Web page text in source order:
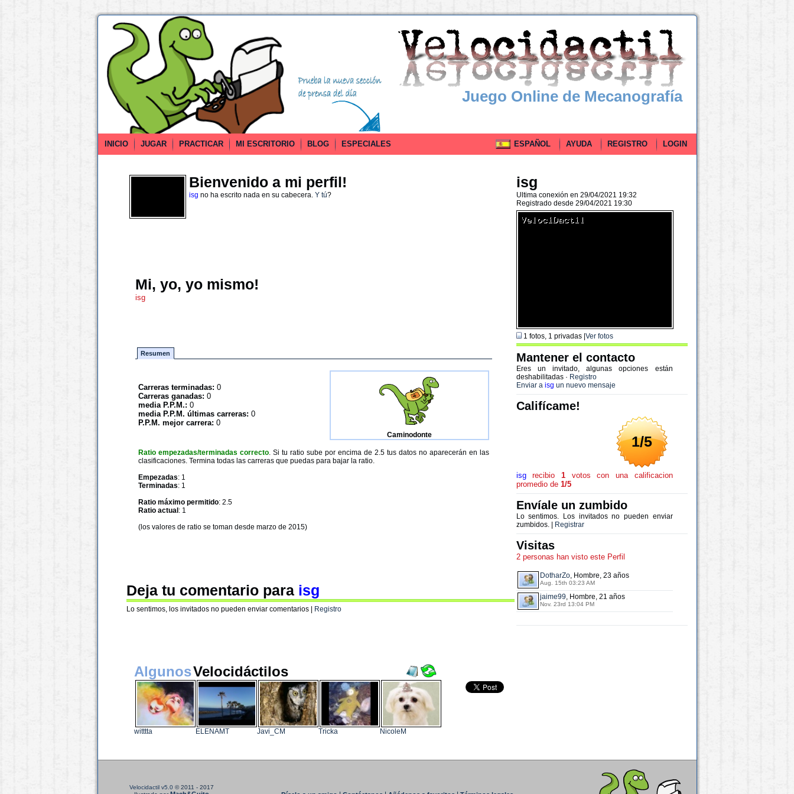
Juego Online de Mecanografía
INICIO JUGAR PRACTICAR MI ESCRITORIO BLOG ESPECIALES ESPAÑOL AYUDA REGISTRO LOGIN
Bienvenido a mi perfil!
isg no ha escrito nada en su cabecera. Y tú?
Mi, yo, yo mismo!
isg
Resumen
Carreras terminadas: 0
Carreras ganadas: 0
media P.P.M.: 0
media P.P.M. últimas carreras: 0
P.P.M. mejor carrera: 0
Caminodonte
Ratio empezadas/terminadas correcto. Si tu ratio sube por encima de 2.5 tus datos no aparecerán en las
clasificaciones. Termina todas las carreras que puedas para bajar la ratio.
Empezadas: 1
Terminadas: 1
Ratio máximo permitido: 2.5
Ratio actual : 1
(los valores de ratio se toman desde marzo de 2015)
Deja tu comentario para isg
Lo sentimos, los invitados no pueden enviar comentarios | Registro
isg
Ultima conexión en 29/04/2021 19:32
Registrado desde 29/04/2021 19:30
1 fotos, 1 privadas | Ver fotos
Mantener el contacto
Eres un invitado, algunas opciones están
deshabilitadas · Registro
Enviar a isg un nuevo mensaje
Califícame!
1/5
isgrecibio 1votos con una calificacion
promedio de 1/5
Envíale un zumbido
Lo sentimos. Los invitados no pueden enviar
zumbidos. |
Registrar
Visitas
2 personas han visto este Perfil
DotharZo, Hombre, 23 años
Aug. 15th 03:23 AM
jaime99, Hombre, 21 años
Nov. 23rd 13:04 PM
AlgunosVelocidáctilos
witttta ELENAMT Javi_CM Tricka NicoleM
Velocidactil v5.0 © 2011 - 2017